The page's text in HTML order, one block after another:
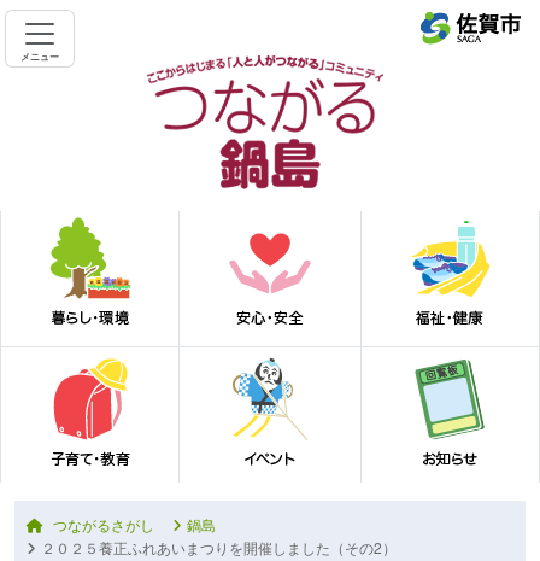
メニュー
つながるさがし
鍋島
２０２５養正ふれあいまつりを開催しました（その2）